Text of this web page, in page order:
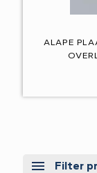
ALAPE
Filter